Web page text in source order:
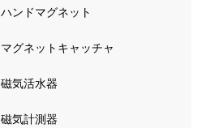
ハンドマグネット
マグネットキャッチャ
磁気活水器
磁気計測器